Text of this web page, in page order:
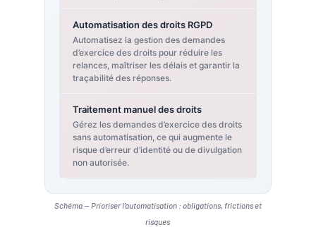
Automatisation des droits RGPD
Automatisez la gestion des demandes
d’exercice des droits pour réduire les
relances, maîtriser les délais et garantir la
traçabilité des réponses.
Traitement manuel des droits
Gérez les demandes d’exercice des droits
sans automatisation, ce qui augmente le
risque d’erreur d’identité ou de divulgation
non autorisée.
Schéma — Prioriser l’automatisation : obligations, frictions et
risques